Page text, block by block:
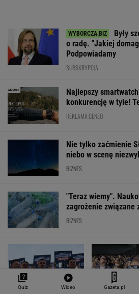
Były
o radę. "Jakiej
Podpowiadamy
SUBSKRYPCJA
Najlepszy
konkurencję w tyle!
REKLAMA CENEO
Nie tylko zaćmienie
niebo w scenę
BIZNES
"Teraz wiemy".
zagrożenie związane
BIZNES
Quiz Wideo Gazeta.pl